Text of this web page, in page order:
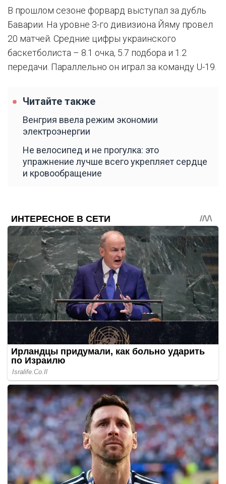
В прошлом сезоне форвард выступал за дубль
Баварии. На уровне 3-го дивизиона Йяму провел
20 матчей. Средние цифры украинского
баскетболиста – 8.1 очка, 5.7 подбора и 1.2
передачи. Параллельно он играл за команду U-19.
Читайте также
Венгрия ввела режим экономии
электроэнергии
Не велосипед и не прогулка: это
упражнение лучше всего укрепляет сердце
и кровообращение